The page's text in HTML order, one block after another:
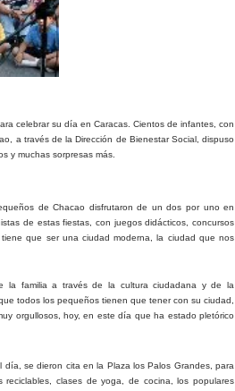
celebrar su día en Caracas. Cientos de infantes, con
a través de la Dirección de Bienestar Social, dispuso
y muchas sorpresas más.
de Chacao disfrutaron de un dos por uno en
de estas fiestas, con juegos didácticos, concursos
que ser una ciudad moderna, la ciudad que nos
la familia a través de la cultura ciudadana y de la
todos los pequeños tienen que tener con su ciudad,
orgullosos, hoy, en este día que ha estado pletórico
se dieron cita en la Plaza los Palos Grandes, para
reciclables, clases de yoga, de cocina, los populares